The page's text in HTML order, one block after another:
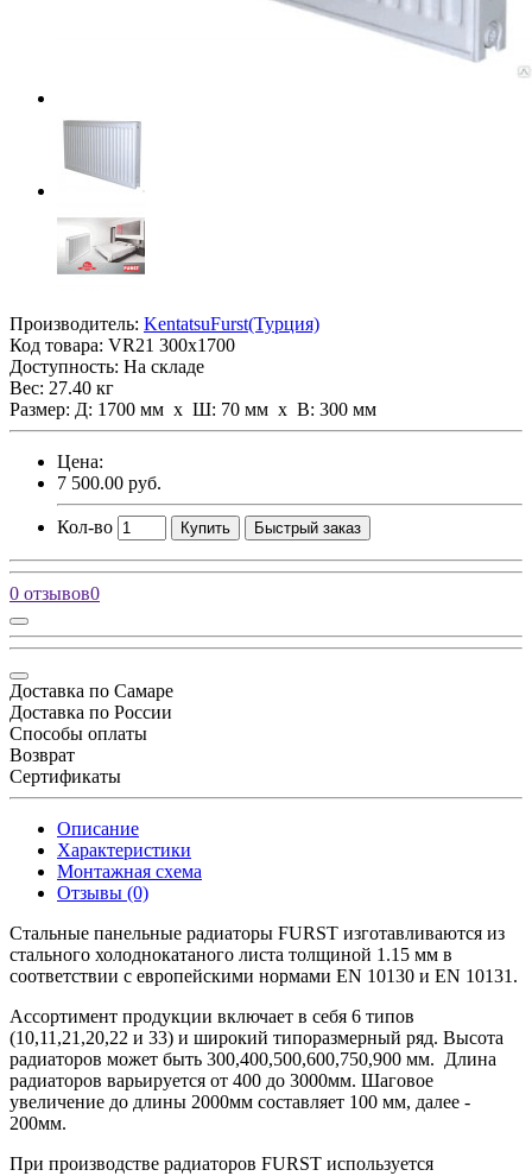
Производитель: KentatsuFurst(Турция)
Код товара: VR21 300х1700
Доступность: На складе
Вес: 27.40 кг
Размер: Д: 1700 мм х Ш: 70 мм x В: 300 мм
Цена:
7 500.00 руб.
Кол-во Купить Быстрый заказ
0 отзывов0
Доставка по Самаре
Доставка по России
Способы оплаты
Возврат
Сертификаты
Описание
Характеристики
Монтажная схема
Отзывы (0)
Стальные панельные радиаторы FURST изготавливаются из
стального холоднокатаного листа толщиной 1.15 мм в
соответствии с европейскими нормами EN 10130 и EN 10131.
Ассортимент продукции включает в себя 6 типов
(10,11,21,20,22 и 33) и широкий типоразмерный ряд. Высота
радиаторов может быть 300,400,500,600,750,900 мм. Длина
радиаторов варьируется от 400 до 3000мм. Шаговое
увеличение до длины 2000мм составляет 100 мм, далее -
200мм.
При производстве радиаторов FURST используется